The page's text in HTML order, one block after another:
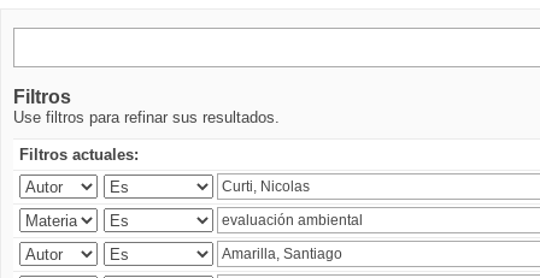
Filtros
Use filtros para refinar sus resultados.
Filtros actuales: